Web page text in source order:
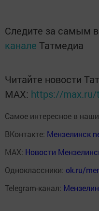
Следите за самым
канале Татмедиа
Читайте новости
MАХ: https://max.ru/
Самое интересное в
ВКонтакте: Мензелинск
MAX: Новости
Одноклассники: ok.ru/
Telegram-канал: